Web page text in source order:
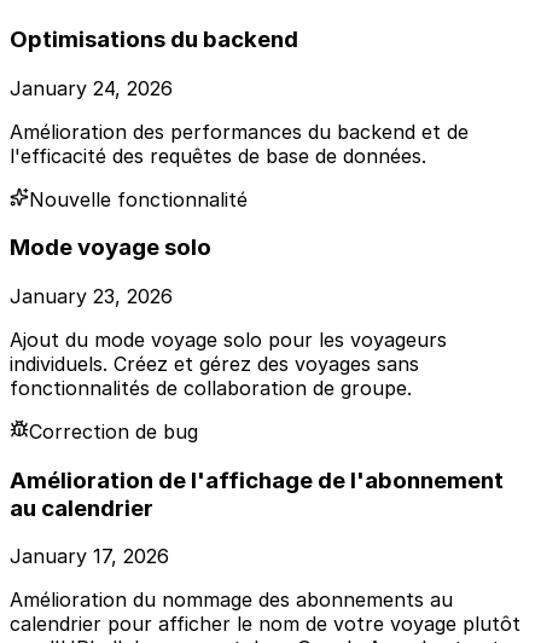
Optimisations du backend
January 24, 2026
Amélioration des performances du backend et de
l'efficacité des requêtes de base de données.
Nouvelle fonctionnalité
Mode voyage solo
January 23, 2026
Ajout du mode voyage solo pour les voyageurs
individuels. Créez et gérez des voyages sans
fonctionnalités de collaboration de groupe.
Correction de bug
Amélioration de l'affichage de l'abonnement
au calendrier
January 17, 2026
Amélioration du nommage des abonnements au
calendrier pour afficher le nom de votre voyage plutôt